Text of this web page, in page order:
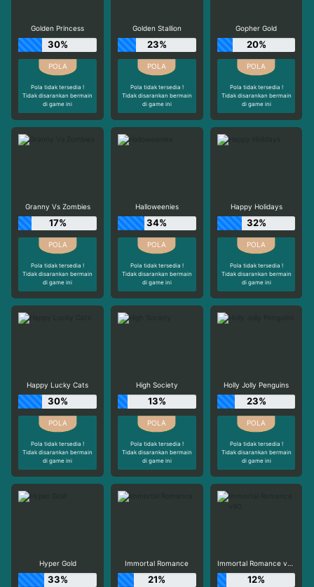
Golden Princess
30%
Pola tidak tersedia !
Tidak disarankan bermain
di game ini
Golden Stallion
23%
Pola tidak tersedia !
Tidak disarankan bermain
di game ini
Gopher Gold
20%
Pola tidak tersedia !
Tidak disarankan bermain
di game ini
Granny Vs Zombies
17%
Pola tidak tersedia !
Tidak disarankan bermain
di game ini
Halloweenies
34%
Pola tidak tersedia !
Tidak disarankan bermain
di game ini
Happy Holidays
32%
Pola tidak tersedia !
Tidak disarankan bermain
di game ini
Happy Lucky Cats
30%
Pola tidak tersedia !
Tidak disarankan bermain
di game ini
High Society
13%
Pola tidak tersedia !
Tidak disarankan bermain
di game ini
Holly Jolly Penguins
23%
Pola tidak tersedia !
Tidak disarankan bermain
di game ini
Hyper Gold
33%
Immortal Romance
21%
Immortal Romance v90
12%